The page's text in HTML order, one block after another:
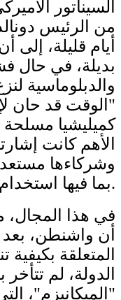
السيناتور
من الرئيس
أيام قليلة،
بديلة، في حال
والدبلوماسية
"الوقت قد حان
كميليشيا مسلحة
الأهم كانت
وشركاءها
بما فيها استخدام الوسائل العسكرية.
في هذا المجال،
أن واشنطن،
المتعلقة
الدولة، لم
"الميكانيزم"،